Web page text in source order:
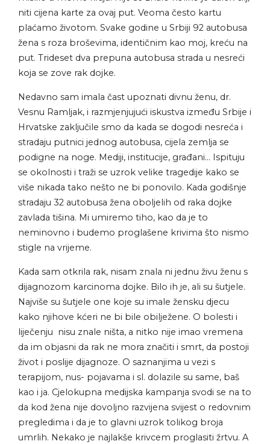
niti cijena karte za ovaj put. Veoma često kartu
plaćamo životom. Svake godine u Srbiji 92 autobusa
žena s roza broševima, identičnim kao moj, kreću na
put. Trideset dva prepuna autobusa strada u nesreći
koja se zove rak dojke.
Nedavno sam imala čast upoznati divnu ženu, dr.
Vesnu Ramljak, i razmjenjujući iskustva između Srbije i
Hrvatske zaključile smo da kada se dogodi nesreća i
stradaju putnici jednog autobusa, cijela zemlja se
podigne na noge. Mediji, institucije, građani… Ispituju
se okolnosti i traži se uzrok velike tragedije kako se
više nikada tako nešto ne bi ponovilo. Kada godišnje
stradaju 32 autobusa žena oboljelih od raka dojke
zavlada tišina. Mi umiremo tiho, kao da je to
neminovno i budemo proglašene krivima što nismo
stigle na vrijeme.
Kada sam otkrila rak, nisam znala ni jednu živu ženu s
dijagnozom karcinoma dojke. Bilo ih je, ali su šutjele.
Najviše su šutjele one koje su imale žensku djecu
kako njihove kćeri ne bi bile obilježene. O bolesti i
liječenju nisu znale ništa, a nitko nije imao vremena
da im objasni da rak ne mora značiti i smrt, da postoji
život i poslije dijagnoze. O saznanjima u vezi s
terapijom, nus- pojavama i sl. dolazile su same, baš
kao i ja. Cjelokupna medijska kampanja svodi se na to
da kod žena nije dovoljno razvijena svijest o redovnim
pregledima i da je to glavni uzrok tolikog broja
umrlih. Nekako je najlakše krivcem proglasiti žrtvu. A